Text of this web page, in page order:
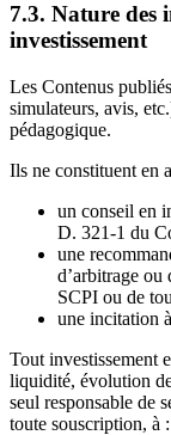
7.3. Nature des
investissement
Les Contenus
simulateurs, avis,
pédagogique.
Ils ne constituent en
un conseil en
D. 321-1 du
une
d’arbitrage ou
SCPI ou de
une incitation
Tout investissement
liquidité, évolution
seul responsable de
toute souscription, à :